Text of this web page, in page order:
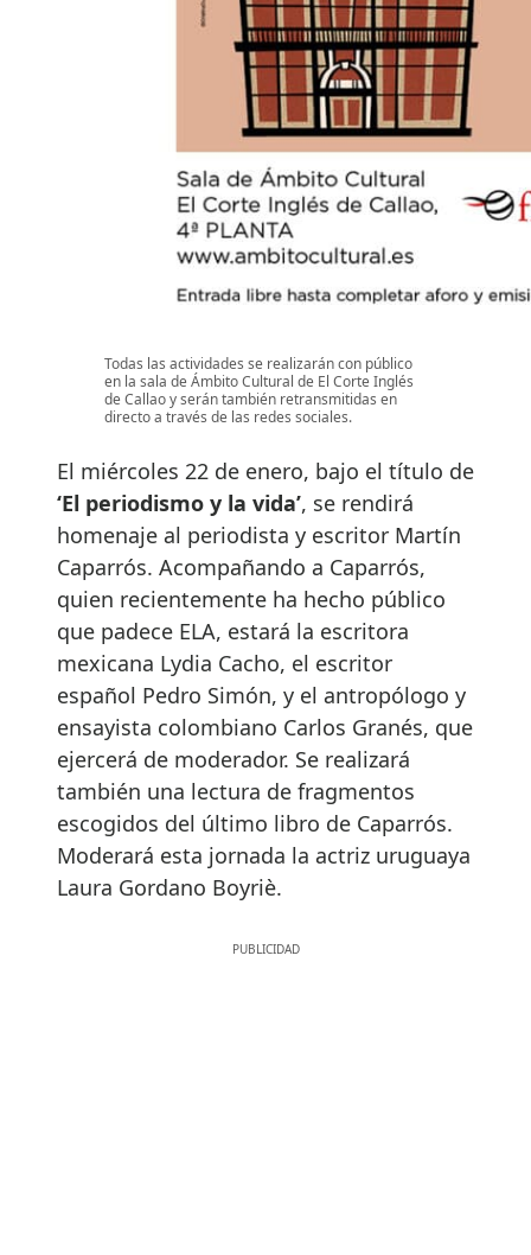
Todas las actividades se realizarán con público
en la sala de Ámbito Cultural de El Corte Inglés
de Callao y serán también retransmitidas en
directo a través de las redes sociales.
El miércoles 22 de enero, bajo el título de
‘El periodismo y la vida’, se rendirá
homenaje al periodista y escritor Martín
Caparrós. Acompañando a Caparrós,
quien recientemente ha hecho público
que padece ELA, estará la escritora
mexicana Lydia Cacho, el escritor
español Pedro Simón, y el antropólogo y
ensayista colombiano Carlos Granés, que
ejercerá de moderador. Se realizará
también una lectura de fragmentos
escogidos del último libro de Caparrós.
Moderará esta jornada la actriz uruguaya
Laura Gordano Boyriè.